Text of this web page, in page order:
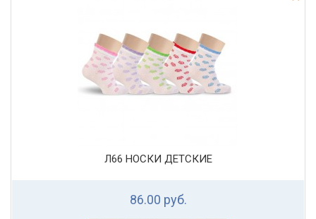
Л66 НОСКИ ДЕТСКИЕ
86.00 руб.